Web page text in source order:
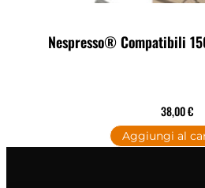
Nespresso® Compatibili
38,00€
Aggiungi al